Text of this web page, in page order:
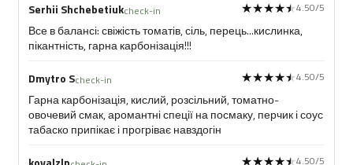
Serhii Shchebetiukcheck-in ★★★★★
★★★★★4.50/5
Все в балансі: свіжість томатів, сіль, перець...кислинка,
пікантність, гарна карбонізація!!!
Dmytro Scheck-in ★★★★★
★★★★★4.50/5
Гарна карбонізація, кислий, розсільний, томатно-
овочевий смак, аромантні спеції на посмаку, перчик і соус
табаско припікає і прогріває навздогін
★★★★★
★★★★★4.50/5